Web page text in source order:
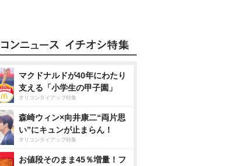
マクドナルドが40年にわたり
支える「小学生の甲子園」
オリコンタイアップ特集
森崎ウィン×向井康二“両片思
い”にキュンが止まらん！
オリコンタイアップ特集
お値段そのまま45％増量！フ